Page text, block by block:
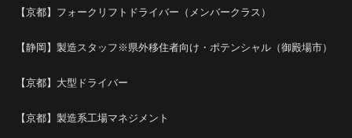
【京都】フォークリフトドライバー（メンバークラス）
【静岡】製造スタッフ※県外移住者向け・ポテンシャル（御殿場市）
【京都】大型ドライバー
【京都】製造系工場マネジメント